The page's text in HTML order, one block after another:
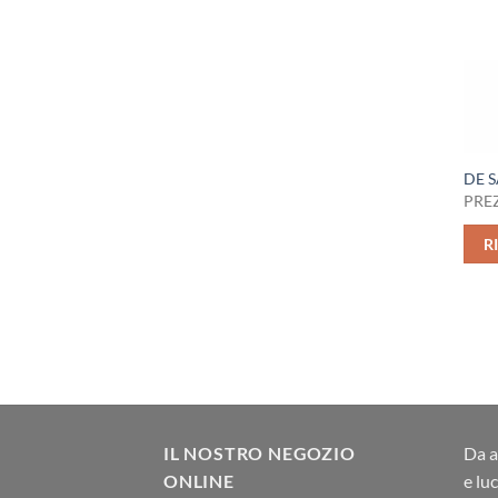
DE
IL NOSTRO NEGOZIO
ONLINE
Da
e